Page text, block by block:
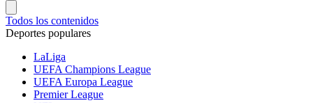
Todos los contenidos
Deportes populares
LaLiga
UEFA Champions League
UEFA Europa League
Premier League